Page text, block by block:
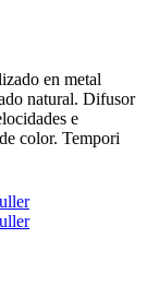
en metal
natural. Difusor
e
color. Tempori